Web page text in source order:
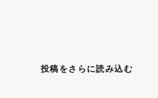
投稿をさらに読み込む